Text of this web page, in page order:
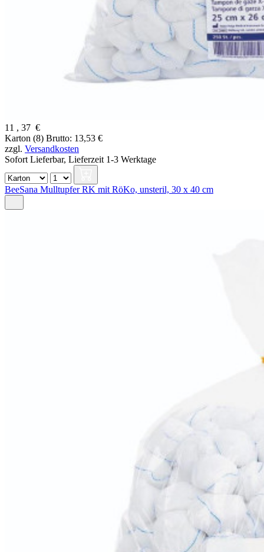
11 , 37 €
Karton (8) Brutto: 13,53 €
zzgl. Versandkosten
Sofort Lieferbar, Lieferzeit 1-3 Werktage
BeeSana Mulltupfer RK mit RöKo, unsteril, 30 x 40 cm